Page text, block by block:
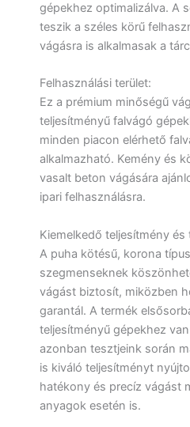
gépekhez optimalizálva. A
teszik a széles körű
vágásra is alkalmasak a
Felhasználási terület:
Ez a prémium minőségű
teljesítményű falvágó
minden piacon elérhető
alkalmazható. Kemény és
vasalt beton vágására
ipari felhasználásra.
Kiemelkedő teljesítmény és
A puha kötésű, korona
szegmenseknek
vágást biztosít, miközben
garantál. A termék
teljesítményű gépekhez
azonban tesztjeink során
is kiváló teljesítményt
hatékony és precíz vágást
anyagok esetén is.